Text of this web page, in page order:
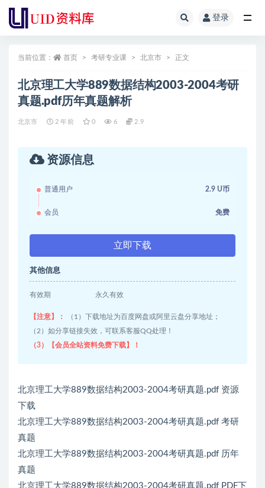
登录
当前位置： 首页 考研专业课 北京市 正文
北京理工大学889数据结构2003-2004考研
真题.pdf历年真题解析
北京市 2 年前 0 6 2.9
资源信息
普通用户 2.9 U币
会员 免费
立即下载
其他信息
有效期 永久有效
【注意】：
（1）下载地址为百度网盘或阿里云盘分享地址；
（2）如分享链接失效，可联系客服QQ处理！
（3）【会员全站资料免费下载】！
北京理工大学889数据结构2003-2004考研真题.pdf 资源
下载
北京理工大学889数据结构2003-2004考研真题.pdf 考研
真题
北京理工大学889数据结构2003-2004考研真题.pdf 历年
真题
北京理工大学889数据结构2003-2004考研真题.pdf PDF下